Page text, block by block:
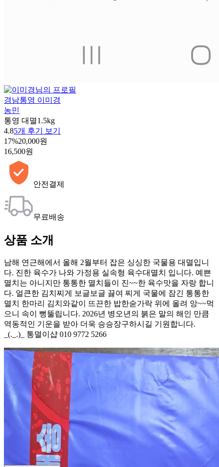
경남통영 이미경
농민
통영 대멸1.5kg
4.85개 후기 보기
17%20,000원
16,500원
안전결제
무료배송
상품 소개
남해 연근해에서 올해 2월부터 잡은 싱싱한 국물용 대멸입니
다. 진한 육수가 나와 가정용 실속형 육수대멸치 입니다. 예쁜
멸치는 아니지만 통통한 멸치들이 진~~한 육수맛을 자랑 합니
다. 얼큰한 김치찌게 보글보글 끓여 찌게 국물에 잠긴 통통한
멸치 한마리 김치와같이 뜨끈한 밥한숟가락 위에 올려 앙~~먹
으니 속이 뻥뚤립니다. 2026년 병오년의 붉은 말의 해인 만큼
역동적인 기운을 받아 더욱 승승장구하시길 기원합니다.
_(._.)_ 통멸이샵 010 9772 5266